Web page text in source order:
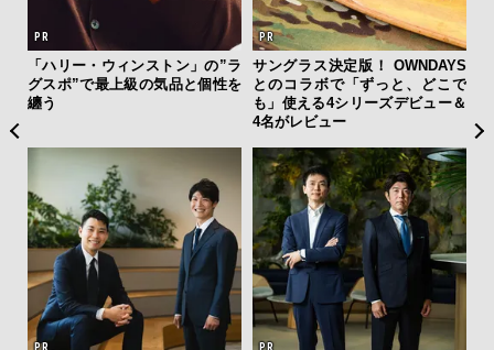
「ハリー・ウィンストン」の”ラ
グスポ”で最上級の気品と個性を
纏う
サングラス決定版！ OWNDAYS
とのコラボで「ずっと、どこで
も」使える4シリーズデビュー＆
4名がレビュー